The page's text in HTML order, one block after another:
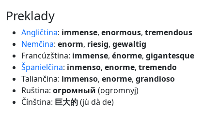
preklady
Angličtina: immense, enormous, tremendous
Nemčina: enorm, riesig, gewaltig
Francúzština: immense, énorme, gigantesque
Španielčina: inmenso, enorme, tremendo
Taliančina: immenso, enorme, grandioso
Ruština: огромный (ogromnyj)
Čínština: 巨大的(jù dà de)